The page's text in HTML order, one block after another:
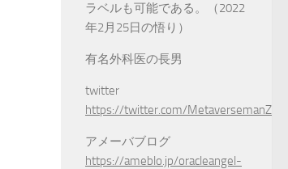
ラベルも可能である。（2022
年2月25日の悟り）
有名外科医の長男
twitter
https://twitter.com/MetaversemanZ
アメーバブログ
https://ameblo.jp/oracleangel-